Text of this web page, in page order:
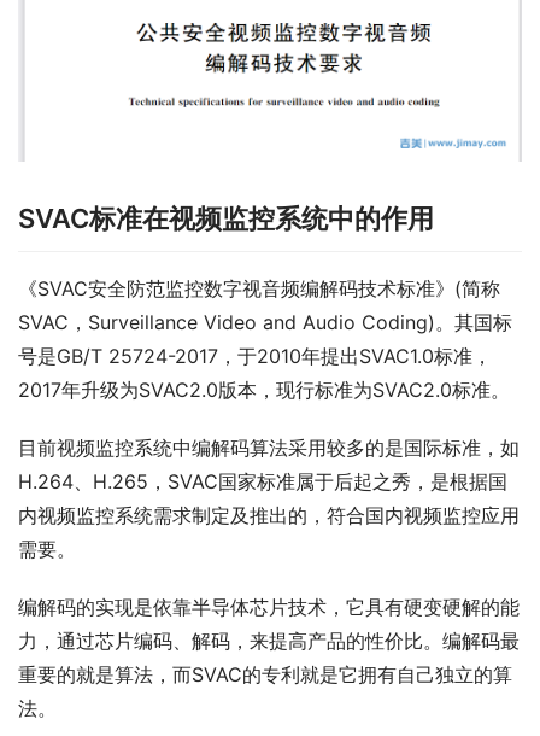
SVAC标准在视频监控系统中的作用
《SVAC安全防范监控数字视音频编解码技术标准》(简称
SVAC，Surveillance Video and Audio Coding)。其国标
号是GB/T 25724-2017，于2010年提出SVAC1.0标准，
2017年升级为SVAC2.0版本，现行标准为SVAC2.0标准。
目前视频监控系统中编解码算法采用较多的是国际标准，如
H.264、H.265，SVAC国家标准属于后起之秀，是根据国
内视频监控系统需求制定及推出的，符合国内视频监控应用
需要。
编解码的实现是依靠半导体芯片技术，它具有硬变硬解的能
力，通过芯片编码、解码，来提高产品的性价比。编解码最
重要的就是算法，而SVAC的专利就是它拥有自己独立的算
法。